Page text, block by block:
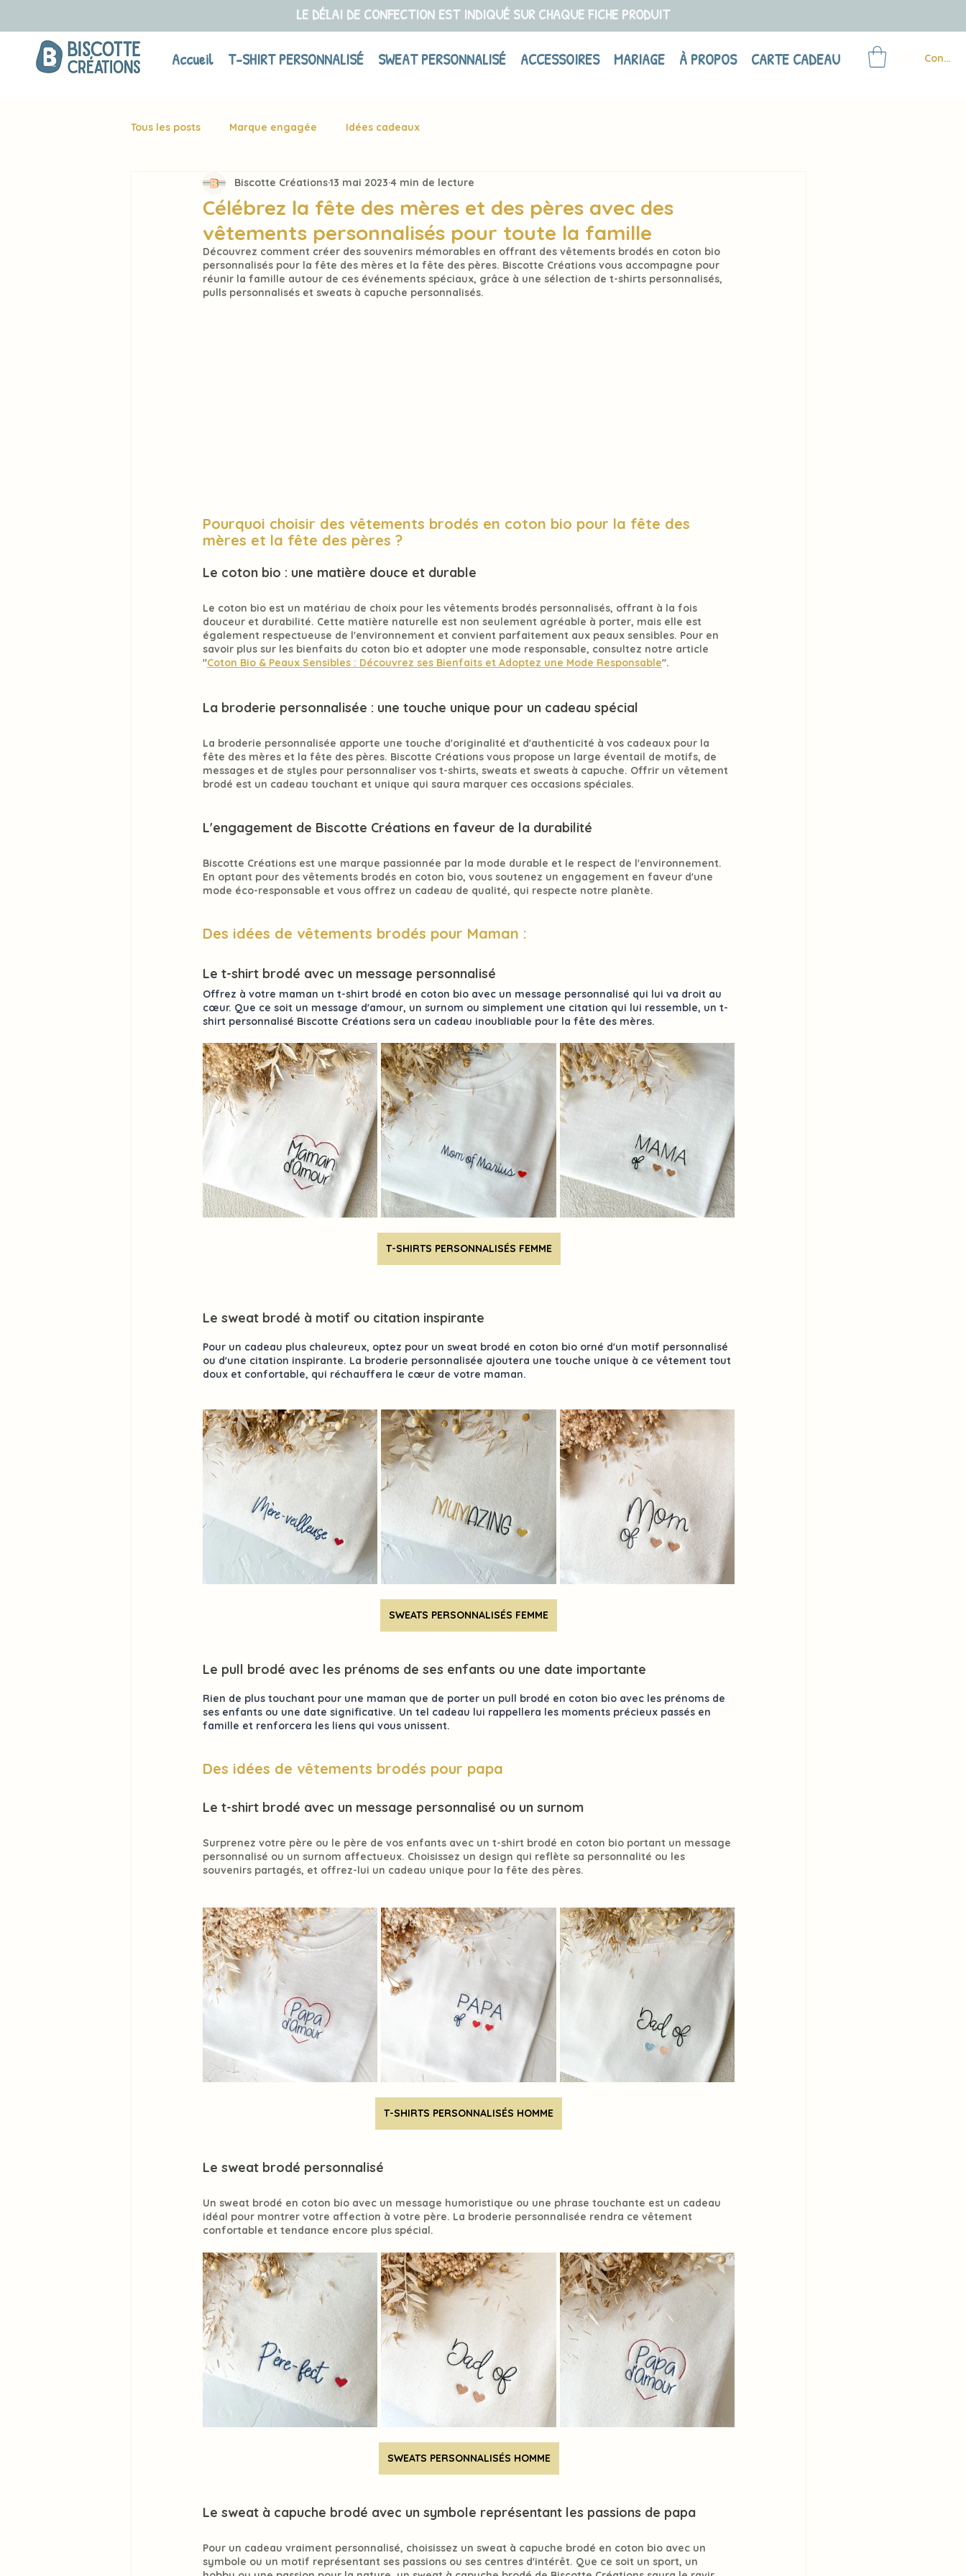
LE DÉLAI DE CONFECTION EST INDIQUÉ SUR CHAQUE FICHE PRODUIT
Accueil T-SHIRT PERSONNALISÉ SWEAT PERSONNALISÉ ACCESSOIRES MARIAGE À PROPOS CARTE CADEAU
Tous les posts Marque engagée Idées cadeaux
Célébrez la fête des mères et des pères avec des
vêtements personnalisés pour toute la famille
Biscotte Créations13 mai 2023 4 min de lecture
Découvrez comment créer des souvenirs mémorables en offrant des vêtements brodés en coton bio
personnalisés pour la fête des mères et la fête des pères. Biscotte Créations vous accompagne pour
réunir la famille autour de ces événements spéciaux, grâce à une sélection de t-shirts personnalisés,
pulls personnalisés et sweats à capuche personnalisés.
Pourquoi choisir des vêtements brodés en coton bio pour la fête des
mères et la fête des pères ?
Le coton bio : une matière douce et durable
Le coton bio est un matériau de choix pour les vêtements brodés personnalisés, offrant à la fois
douceur et durabilité. Cette matière naturelle est non seulement agréable à porter, mais elle est
également respectueuse de l'environnement et convient parfaitement aux peaux sensibles. Pour en
savoir plus sur les bienfaits du coton bio et adopter une mode responsable, consultez notre article
"Coton Bio & Peaux Sensibles : Découvrez ses Bienfaits et Adoptez une Mode Responsable".
La broderie personnalisée : une touche unique pour un cadeau spécial
La broderie personnalisée apporte une touche d'originalité et d'authenticité à vos cadeaux pour la
fête des mères et la fête des pères. Biscotte Créations vous propose un large éventail de motifs, de
messages et de styles pour personnaliser vos t-shirts, sweats et sweats à capuche. Offrir un vêtement
brodé est un cadeau touchant et unique qui saura marquer ces occasions spéciales.
L'engagement de Biscotte Créations en faveur de la durabilité
Biscotte Créations est une marque passionnée par la mode durable et le respect de l'environnement.
En optant pour des vêtements brodés en coton bio, vous soutenez un engagement en faveur d'une
mode éco-responsable et vous offrez un cadeau de qualité, qui respecte notre planète.
Des idées de vêtements brodés pour Maman :
Le t-shirt brodé avec un message personnalisé
Offrez à votre maman un t-shirt brodé en coton bio avec un message personnalisé qui lui va droit au
cœur. Que ce soit un message d'amour, un surnom ou simplement une citation qui lui ressemble, un t-
shirt personnalisé Biscotte Créations sera un cadeau inoubliable pour la fête des mères.
T-SHIRTS PERSONNALISÉS FEMME
Le sweat brodé à motif ou citation inspirante
Pour un cadeau plus chaleureux, optez pour un sweat brodé en coton bio orné d'un motif personnalisé
ou d'une citation inspirante. La broderie personnalisée ajoutera une touche unique à ce vêtement tout
doux et confortable, qui réchauffera le cœur de votre maman.
SWEATS PERSONNALISÉS FEMME
Le pull brodé avec les prénoms de ses enfants ou une date importante
Rien de plus touchant pour une maman que de porter un pull brodé en coton bio avec les prénoms de
ses enfants ou une date significative. Un tel cadeau lui rappellera les moments précieux passés en
famille et renforcera les liens qui vous unissent.
Des idées de vêtements brodés pour papa
Le t-shirt brodé avec un message personnalisé ou un surnom
Surprenez votre père ou le père de vos enfants avec un t-shirt brodé en coton bio portant un message
personnalisé ou un surnom affectueux. Choisissez un design qui reflète sa personnalité ou les
souvenirs partagés, et offrez-lui un cadeau unique pour la fête des pères.
T-SHIRTS PERSONNALISÉS HOMME
Le sweat brodé personnalisé
Un sweat brodé en coton bio avec un message humoristique ou une phrase touchante est un cadeau
idéal pour montrer votre affection à votre père. La broderie personnalisée rendra ce vêtement
confortable et tendance encore plus spécial.
SWEATS PERSONNALISÉS HOMME
Le sweat à capuche brodé avec un symbole représentant les passions de papa
Pour un cadeau vraiment personnalisé, choisissez un sweat à capuche brodé en coton bio avec un
symbole ou un motif représentant ses passions ou ses centres d'intérêt. Que ce soit un sport, un